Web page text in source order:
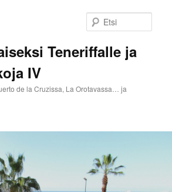
Teneriffalle ja
IV
de la Cruzissa, La Orotavassa… ja